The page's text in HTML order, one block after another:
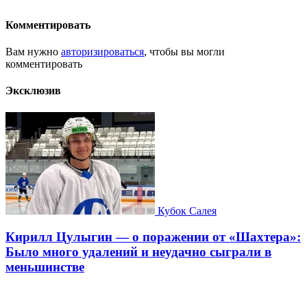
Комментировать
Вам нужно авторизироваться, чтобы вы могли
комментировать
Эксклюзив
Кубок Салея
Кирилл Цулыгин — о поражении от «Шахтера»:
Было много удалений и неудачно сыграли в
меньшинстве